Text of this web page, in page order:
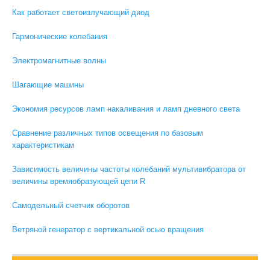
Как работает светоизлучающий диод
Гармонические колебания
Электромагнитные волны
Шагающие машины
Экономия ресурсов ламп накаливания и ламп дневного света
Сравнение различных типов освещения по базовым
характеристикам
Зависимость величины частоты колебаний мультивибратора от
величины времяобразующей цепи R
Самодельный счетчик оборотов
Ветряной генератор с вертикальной осью вращения